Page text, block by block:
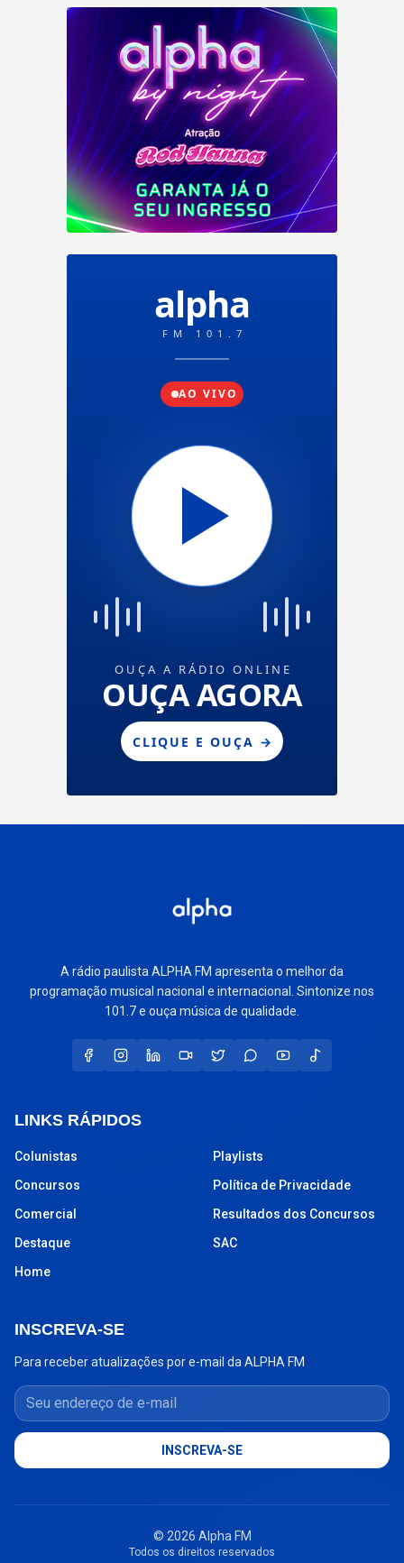
A rádio paulista ALPHA FM apresenta o melhor da
programação musical nacional e internacional. Sintonize nos
101.7 e ouça música de qualidade.
LINKS RÁPIDOS
Colunistas
Concursos
Comercial
Destaque
Home
Playlists
Política de Privacidade
Resultados dos Concursos
SAC
INSCREVA-SE
Para receber atualizações por e-mail da ALPHA FM
Seu endereço de e-mail
INSCREVA-SE
© 2026 Alpha FM
Todos os direitos reservados